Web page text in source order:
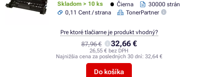
Skladom > 10 ks Čierna
30000 strán
0,11 Cent / strana
TonerPartner
87,96 € 32,66 €
26,55 € bez DPH
Najnižšia cena za posledných 30 dní: 32,64 €
Do košíka
Pre ktoré tlačiarne je produkt vhodný?